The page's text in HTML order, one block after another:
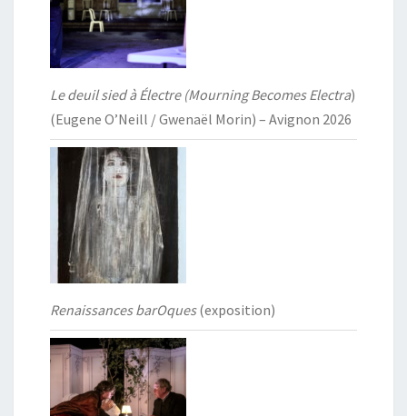
Le deuil sied à Électre (Mourning Becomes Electra)
(Eugene O’Neill / Gwenaël Morin) – Avignon 2026
Renaissances barOques(exposition)